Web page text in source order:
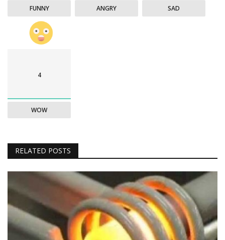
FUNNY ANGRY SAD
4
WOW
RELATED POSTS